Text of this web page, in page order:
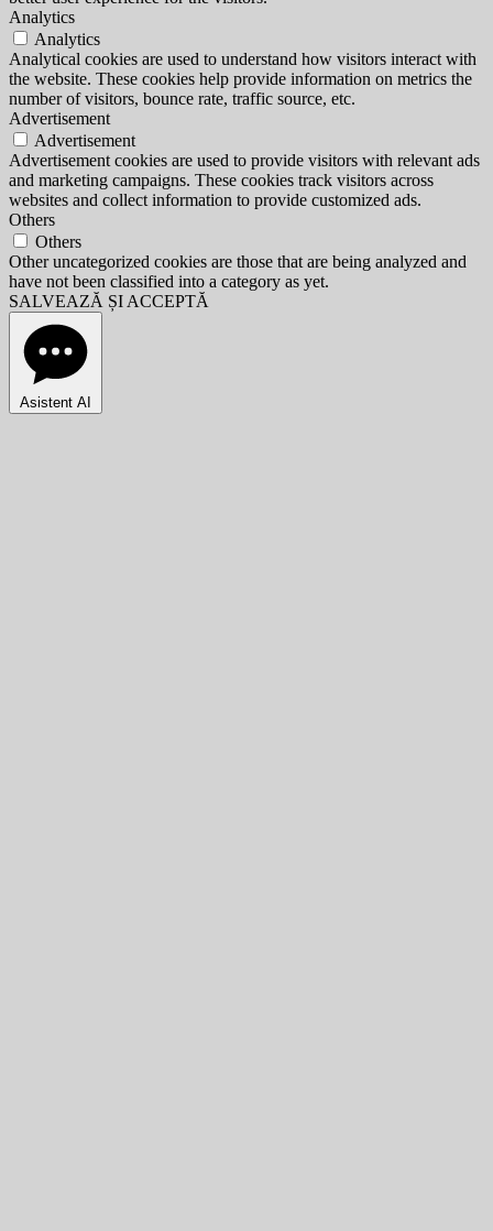
Analytics
Analytics
Analytical cookies are used to understand how visitors interact with
the website. These cookies help provide information on metrics the
number of visitors, bounce rate, traffic source, etc.
Advertisement
Advertisement
Advertisement cookies are used to provide visitors with relevant ads
and marketing campaigns. These cookies track visitors across
websites and collect information to provide customized ads.
Others
Others
Other uncategorized cookies are those that are being analyzed and
have not been classified into a category as yet.
SALVEAZĂ ȘI ACCEPTĂ
Asistent AI